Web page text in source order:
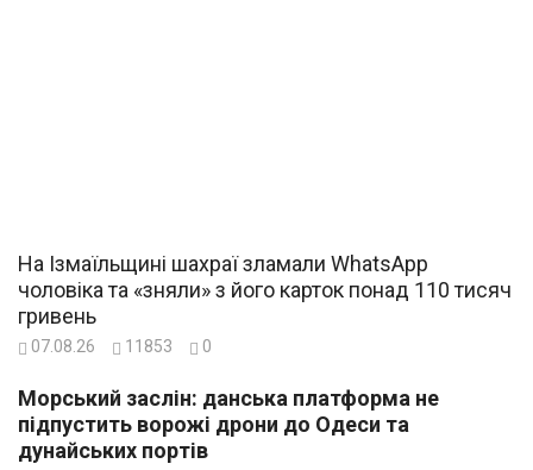
На Ізмаїльщині шахраї зламали WhatsApp
чоловіка та «зняли» з його карток понад 110 тисяч
гривень
07.08.26 11853 0
Морський заслін: данська платформа не
підпустить ворожі дрони до Одеси та
дунайських портів